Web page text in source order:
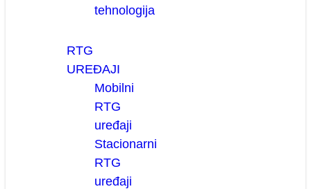
tehnologija
RTG
UREĐAJI
Mobilni
RTG
uređaji
Stacionarni
RTG
uređaji